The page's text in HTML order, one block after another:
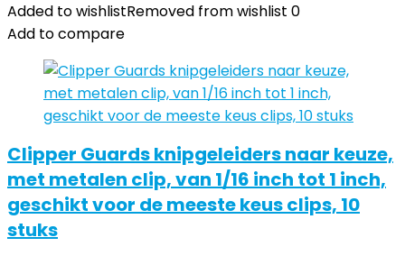
Added to wishlistRemoved from wishlist 0
Add to compare
Clipper Guards knipgeleiders naar keuze,
met metalen clip, van 1/16 inch tot 1 inch,
geschikt voor de meeste keus clips, 10
stuks